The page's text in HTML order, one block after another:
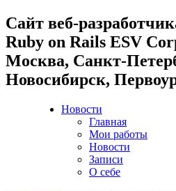
Cайт веб-
Ruby on Rails ESV
Москва, Санкт-
Новосибирск,
Новости
Главная
Мои работы
Новости
Записи
О себе